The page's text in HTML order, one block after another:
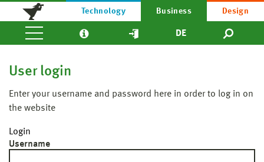
Technology Business Design
DE
User login
Enter your username and password here in order to log in on
the website
Login
Username